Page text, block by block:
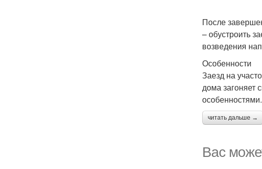
После
– обустроить
возведения
Особенности
Заезд на
дома загоняет
особенностями.
читать дальше →
Вас